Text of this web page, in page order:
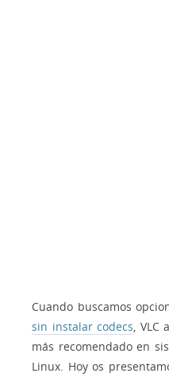
Cuando buscamos
sin instalar codecs ,
más recomendado en
Linux. Hoy os